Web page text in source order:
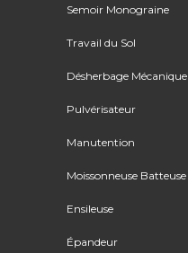
Semoir Monograine
Travail du Sol
Désherbage Mécanique
Pulvérisateur
Manutention
Moissonneuse Batteuse
Ensileuse
Épandeur